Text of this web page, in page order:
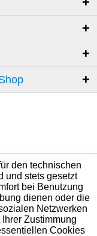
den technischen
und stets gesetzt
bei Benutzung
dienen oder die
Netzwerken
Zustimmung
Cookies